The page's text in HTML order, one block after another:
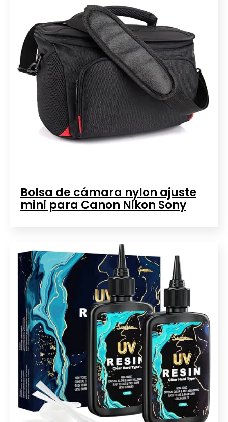
Bolsa de cámara nylon ajuste
mini para Canon Nikon Sony